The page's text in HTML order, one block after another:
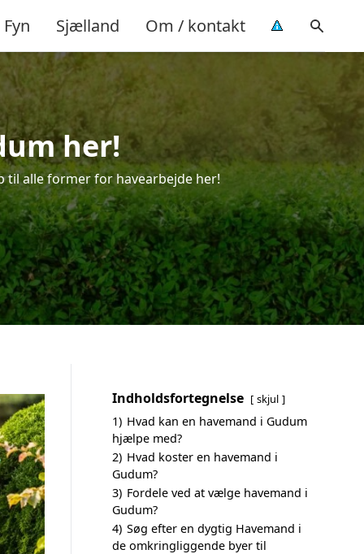
Fyn Sjælland Om / kontakt
her!
til alle former for havearbejde her!
Indholdsfortegnelse skjul
1) Hvad kan en havemand i Gudum
hjælpe med?
2) Hvad koster en havemand i
Gudum?
3) Fordele ved at vælge havemand i
Gudum?
4) Søg efter en dygtig Havemand i
de omkringliggende byer til